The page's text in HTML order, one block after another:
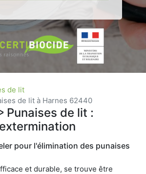
de lit
de lit à Harnes 62440
Punaises de lit :
pour l'élimination des punaises
et durable, se trouve être